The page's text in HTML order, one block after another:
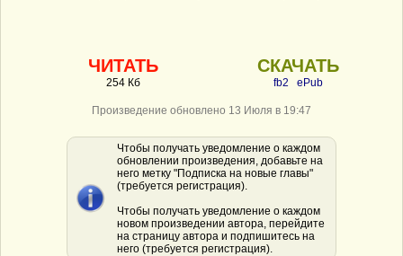
ЧИТАТЬ
254 Кб
СКАЧАТЬ
fb2 ePub
Произведение обновлено 13 Июля в 19:47
Чтобы получать уведомление о каждом
обновлении произведения, добавьте на
него метку "Подписка на новые главы"
(требуется регистрация).
Чтобы получать уведомление о каждом
новом произведении автора, перейдите
на страницу автора и подпишитесь на
него (требуется регистрация).